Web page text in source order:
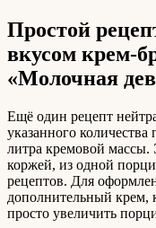
Простой
вкусом крем-
«Молочная
Ещё один рецепт
указанного
литра кремовой массы.
коржей, из одной
рецептов. Для
дополнительный
просто увеличить